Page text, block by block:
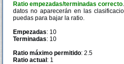
Ratio empezadas/terminadas correcto
datos no aparecerán en las
puedas para bajar la ratio.
Empezadas: 10
Terminadas: 10
Ratio máximo permitido: 2.5
Ratio actual : 1